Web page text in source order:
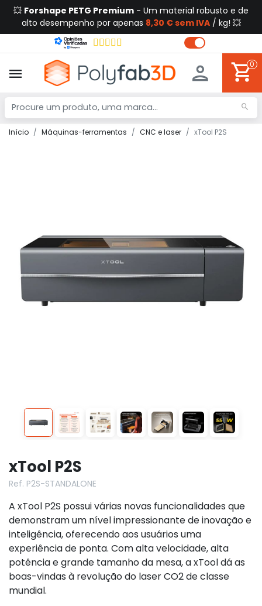
💥 Forshape PETG Premium - Um material robusto e de
alto desempenho por apenas 8,30 € sem IVA/ kg! 💥
0
Início Máquinas-ferramentas CNC e laser xTool P2S
xTool P2S
Ref. P2S-STANDALONE
A xTool P2S possui várias novas funcionalidades que
demonstram um nível impressionante de inovação e
inteligência, oferecendo aos usuários uma
experiência de ponta. Com alta velocidade, alta
potência e grande tamanho da mesa, a xTool dá as
boas-vindas à revolução do laser CO2 de classe
mundial.